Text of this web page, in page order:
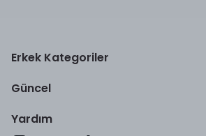
Erkek Kategoriler
Güncel
Yardım